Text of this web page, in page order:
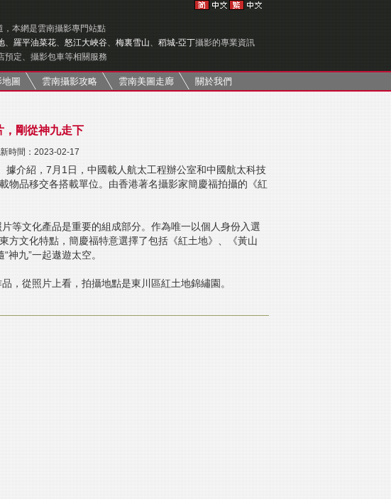
本網是雲南攝影專門站點
、 羅平油菜花、 怒江大峽谷、 梅裏雪山、 稻城-亞丁攝影的專業資訊
預定、攝影包車等相關服務
圖 雲南攝影攻略 雲南美圖走廊 關於我們
，剛從神九走下
時間：2023-02-17
介紹，7月1日，中國載人航太工程辦公室和中國航太科技
物品移交各搭載單位。由香港著名攝影家簡慶福拍攝的《紅
等文化產品是重要的組成部分。作為唯一以個人身份入選
方文化特點，簡慶福特意選擇了包括《紅土地》、《黃山
九”一起遨遊太空。
，從照片上看，拍攝地點是東川區紅土地錦繡園。